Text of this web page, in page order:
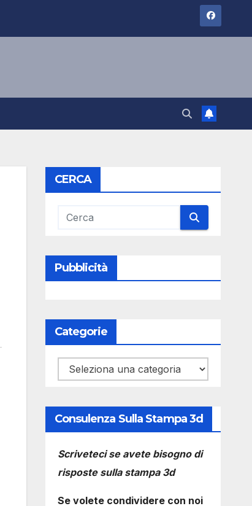
CERCA
Pubblicità
Categorie
Categorie
Consulenza Sulla Stampa 3d
Scriveteci se avete bisogno di
risposte sulla stampa 3d
Se volete condividere con noi